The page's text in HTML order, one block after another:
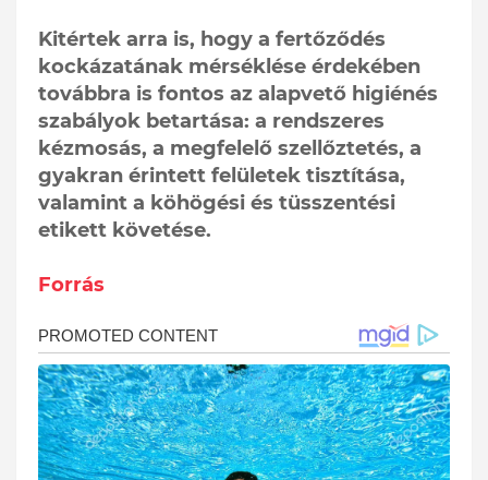
Kitértek arra is, hogy a fertőződés
kockázatának mérséklése érdekében
továbbra is fontos az alapvető higiénés
szabályok betartása: a rendszeres
kézmosás, a megfelelő szellőztetés, a
gyakran érintett felületek tisztítása,
valamint a köhögési és tüsszentési
etikett követése.
Forrás